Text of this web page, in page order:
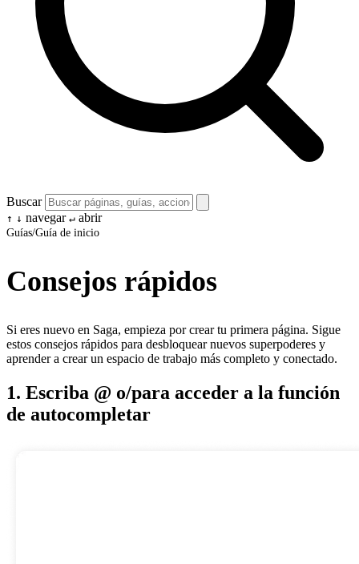
Buscar
↑ ↓ navegar ↵ abrir
Guías/Guía de inicio
Consejos rápidos
Si eres nuevo en Saga, empieza por crear tu primera página. Sigue
estos consejos rápidos para desbloquear nuevos superpoderes y
aprender a crear un espacio de trabajo más completo y conectado.
1. Escriba @ o/para acceder a la función
de autocompletar